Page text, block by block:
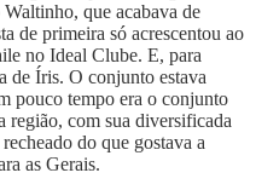
que acabava de
de primeira só acrescentou ao
no Ideal Clube. E, para
de Íris. O conjunto estava
pouco tempo era o conjunto
região, com sua diversificada
do que gostava a
as Gerais.